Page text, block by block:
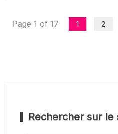
Page 1 of 17 1 2
Rechercher sur le